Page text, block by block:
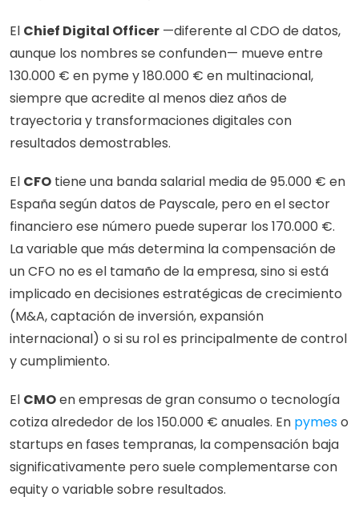
El Chief Digital Officer —diferente al CDO de datos,
aunque los nombres se confunden— mueve entre
130.000 € en pyme y 180.000 € en multinacional,
siempre que acredite al menos diez años de
trayectoria y transformaciones digitales con
resultados demostrables.
El CFO tiene una banda salarial media de 95.000 € en
España según datos de Payscale, pero en el sector
financiero ese número puede superar los 170.000 €.
La variable que más determina la compensación de
un CFO no es el tamaño de la empresa, sino si está
implicado en decisiones estratégicas de crecimiento
(M&A, captación de inversión, expansión
internacional) o si su rol es principalmente de control
y cumplimiento.
El CMO en empresas de gran consumo o tecnología
cotiza alrededor de los 150.000 € anuales. En pymes o
startups en fases tempranas, la compensación baja
significativamente pero suele complementarse con
equity o variable sobre resultados.